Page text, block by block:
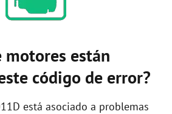
motores están
código de error?
está asociado a problemas